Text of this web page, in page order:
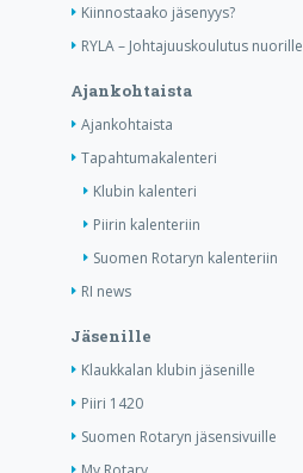
Kiinnostaako jäsenyys?
RYLA – Johtajuuskoulutus nuorille
Ajankohtaista
Ajankohtaista
Tapahtumakalenteri
Klubin kalenteri
Piirin kalenteriin
Suomen Rotaryn kalenteriin
RI news
Jäsenille
Klaukkalan klubin jäsenille
Piiri 1420
Suomen Rotaryn jäsensivuille